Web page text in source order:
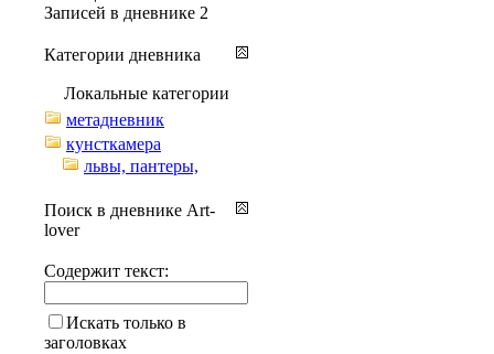
Записей в дневнике 2
Категории дневника
Локальные категории
метадневник
кунсткамера
львы, пантеры,
Поиск в дневнике Art-
lover
Содержит текст:
Искать только в
заголовках